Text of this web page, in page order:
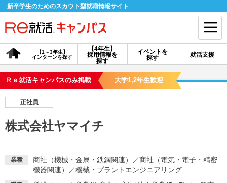
新卒学生のためのスカウト型就職情報サイト
【4年生】
採用情報を
探す
【1～3年生】
インターンを探す
イベントを
探す
就活支援
会員登録 ログイン
会員ID・パスワードを忘れた方はこちら
探す
Ｒｅ就活キャンパスのみ掲載 大学1,2年生歓迎
正社員
株式会社ヤマイチ
業種 商社（機械・金属・鉄鋼関連） ／商社（電気・電子・精密
機器関連）
／機械・プラントエンジニアリング